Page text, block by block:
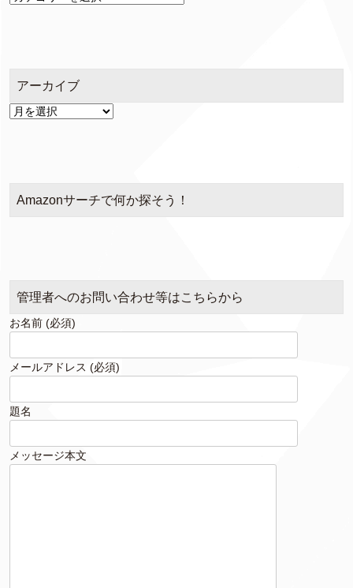
アーカイブ
ア
Amazonサーチで何か探そう！
管理者へのお問い合わせ等はこちらから
お名前 (必須)
メールアドレス (必須)
題名
メッセージ本文